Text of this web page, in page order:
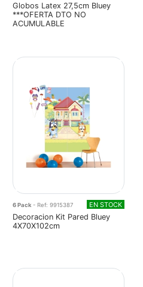
Globos Latex 27,5cm Bluey
***OFERTA DTO NO
ACUMULABLE
6 Pack - Ref: 9915387 EN STOCK
Decoracion Kit Pared Bluey
4X70X102cm